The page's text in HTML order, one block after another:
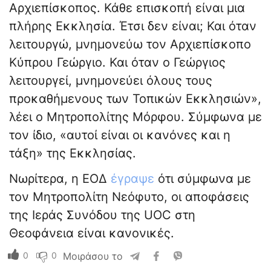
Αρχιεπίσκοπος. Κάθε επισκοπή είναι μια
πλήρης Εκκλησία. Έτσι δεν είναι; Και όταν
λειτουργώ, μνημονεύω τον Αρχιεπίσκοπο
Κύπρου Γεώργιο. Και όταν ο Γεώργιος
λειτουργεί, μνημονεύει όλους τους
προκαθήμενους των Τοπικών Εκκλησιών»,
λέει ο Μητροπολίτης Μόρφου. Σύμφωνα με
τον ίδιο, «αυτοί είναι οι κανόνες και η
τάξη» της Εκκλησίας.
Νωρίτερα, η ΕΟΔ έγραψε ότι σύμφωνα με
τον Μητροπολίτη Νεόφυτο, οι αποφάσεις
της Ιεράς Συνόδου της UOC στη
Θεοφάνεια είναι κανονικές.
0 0 Μοιράσου το